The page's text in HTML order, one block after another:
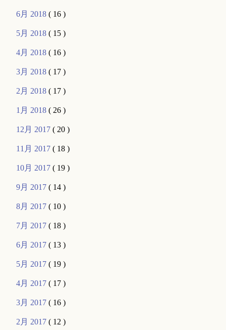
6月 2018( 16 )
5月 2018( 15 )
4月 2018( 16 )
3月 2018( 17 )
2月 2018( 17 )
1月 2018( 26 )
12月 2017( 20 )
11月 2017( 18 )
10月 2017( 19 )
9月 2017( 14 )
8月 2017( 10 )
7月 2017( 18 )
6月 2017( 13 )
5月 2017( 19 )
4月 2017( 17 )
3月 2017( 16 )
2月 2017( 12 )